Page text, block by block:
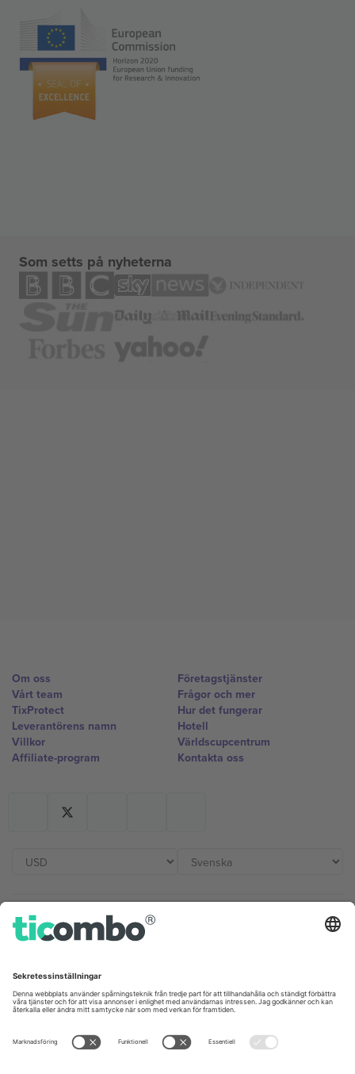
Som setts på nyheterna
Om oss
Vårt team
TixProtect
Leverantörens namn
Villkor
Affiliate-program
Företagstjänster
Frågor och mer
Hur det fungerar
Hotell
Världscupcentrum
Kontakta oss
Kontor och support
Unter den Linden 24, 10117
Berlin, Germany
London, EC1V 1AW, United
Kingdom
United States
Switzerland